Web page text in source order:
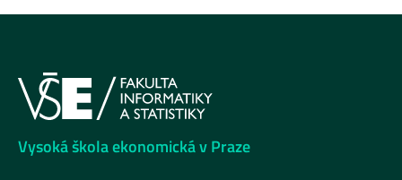
Vysoká škola ekonomická v Praze